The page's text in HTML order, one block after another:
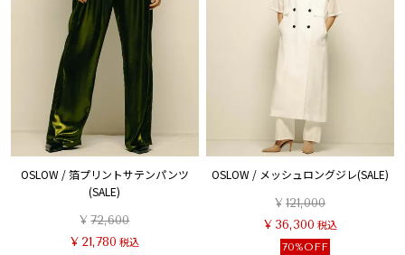
OSLOW / 箔プリントサテンパンツ
(SALE)
¥ 72,600
¥21,780 税込
OSLOW / メッシュロングジレ(SALE)
¥121,000
¥ 36,300 税込
70%OFF